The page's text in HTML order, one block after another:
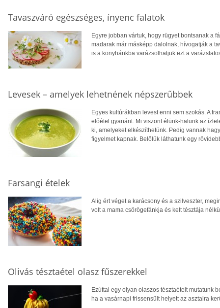
Tavaszváró egészséges, ínyenc falatok
Egyre jobban vártuk, hogy rügyet bontsanak a
madarak már másképp dalolnak, hívogatják a
is a konyhánkba varázsolhatjuk ezt a
Levesek – amelyek lehetnének népszerűbbek
Egyes kultúrákban levest enni sem szokás. A
előétel gyanánt. Mi viszont élünk-halunk az
ki, amelyeket elkészíthetünk. Pedig vannak
figyelmet kapnak. Belőlük láthatunk egy
Farsangi ételek
Alig ért véget a karácsony és a szilveszter,
volt a mama csörögefánkja és kelt tésztája
Olivás tésztaétel olasz fűszerekkel
Ezúttal egy olyan olaszos tésztaételt mutatunk
ha a vasárnapi frissensült helyett az asztalra